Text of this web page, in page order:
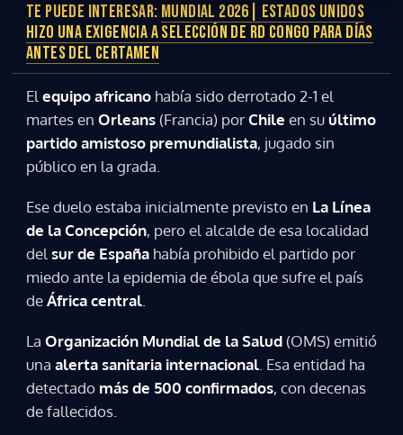
TE PUEDE INTERESAR: MUNDIAL 2026| ESTADOS UNIDOS
HIZO UNA EXIGENCIA A SELECCIÓN DE RD CONGO PARA DÍAS
ANTES DEL CERTAMEN
Elequipo africano había sido derrotado 2-1 el
martes en Orleans (Francia) porChile en suúltimo
partido amistoso premundialista, jugado sin
público en la grada.
Ese duelo estaba inicialmente previsto en La Línea
de la Concepción, pero el alcalde de esa localidad
del sur de España había prohibido el partido por
miedo ante la epidemia de ébola que sufre el país
deÁfrica central
La Organización Mundial de la Salud (OMS) emitió
una alerta sanitaria internacional . Esa entidad ha
detectado más de 500 confirmados, con decenas
de fallecidos.